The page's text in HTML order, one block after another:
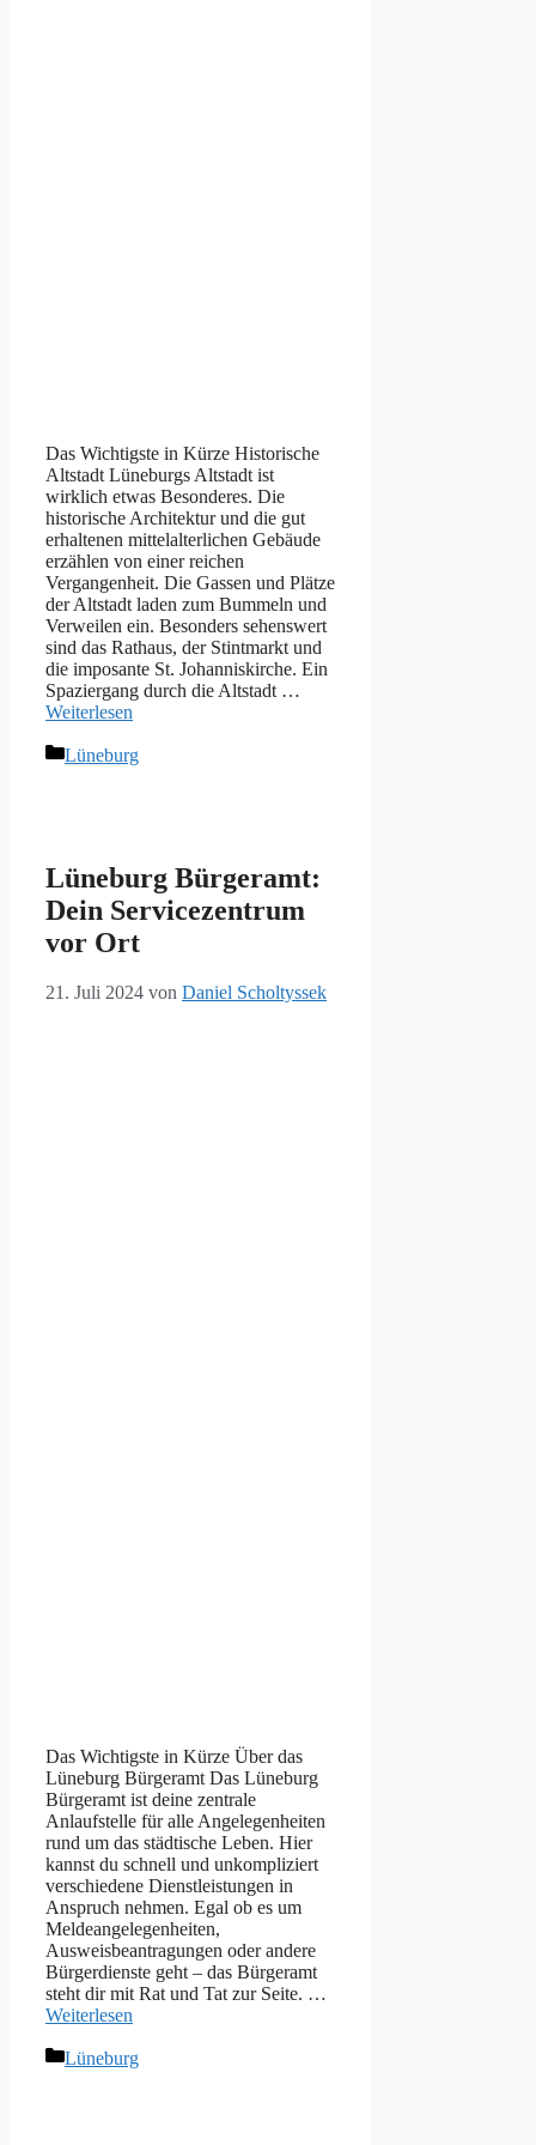
Das Wichtigste in Kürze Historische
Altstadt Lüneburgs Altstadt ist
wirklich etwas Besonderes. Die
historische Architektur und die gut
erhaltenen mittelalterlichen Gebäude
erzählen von einer reichen
Vergangenheit. Die Gassen und Plätze
der Altstadt laden zum Bummeln und
Verweilen ein. Besonders sehenswert
sind das Rathaus, der Stintmarkt und
die imposante St. Johanniskirche. Ein
Spaziergang durch die Altstadt …
Weiterlesen
Kategorien
Lüneburg
Lüneburg Bürgeramt:
Dein Servicezentrum
vor Ort
21. Juli 2024 von Daniel Scholtyssek
Das Wichtigste in Kürze Über das
Lüneburg Bürgeramt Das Lüneburg
Bürgeramt ist deine zentrale
Anlaufstelle für alle Angelegenheiten
rund um das städtische Leben. Hier
kannst du schnell und unkompliziert
verschiedene Dienstleistungen in
Anspruch nehmen. Egal ob es um
Meldeangelegenheiten,
Ausweisbeantragungen oder andere
Bürgerdienste geht – das Bürgeramt
steht dir mit Rat und Tat zur Seite. …
Weiterlesen
Kategorien
Lüneburg